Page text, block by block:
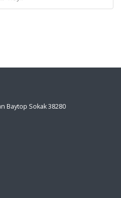
Baytop Sokak 38280